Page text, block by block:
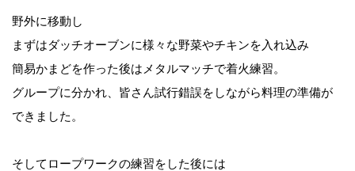
野外に移動し
まずはダッチオーブンに様々な野菜やチキンを入れ込み
簡易かまどを作った後はメタルマッチで着火練習。
グループに分かれ、皆さん試行錯誤をしながら料理の準備が
できました。
そしてロープワークの練習をした後には